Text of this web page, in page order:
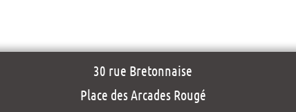
30 rue Bretonnaise
Place des Arcades Rougé